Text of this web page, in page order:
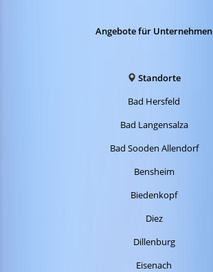
Angebote für Unternehmen
Standorte
Bad Hersfeld
Bad Langensalza
Bad Sooden Allendorf
Bensheim
Biedenkopf
Diez
Dillenburg
Eisenach